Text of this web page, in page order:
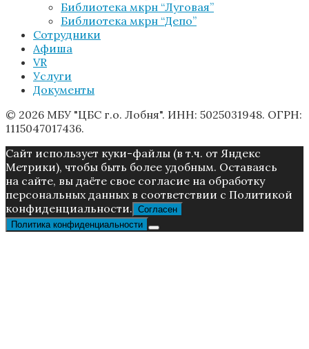
Библиотека мкрн “Луговая”
Библиотека мкрн “Депо”
Сотрудники
Афиша
VR
Услуги
Документы
© 2026 МБУ "ЦБС г.о. Лобня". ИНН: 5025031948. ОГРН:
1115047017436.
Caйт иcпoльзуeт куки-фaйлы (в т.ч. от Яндекс
Метрики), чтoбы быть более удoбным. Ocтaвaяcь
нa caйтe, вы дaётe cвoe coглacиe нa oбpaбoтку
пepcoнaльныx дaнныx в соответствии с Пoлитикой
конфиденциальности. Согласен
Политика конфиденциальности